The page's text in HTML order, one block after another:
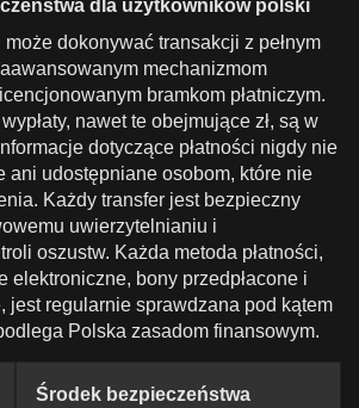
dla użytkowników polski
dokonywać transakcji z pełnym
mechanizmom
bramkom płatniczym.
nawet te obejmujące zł, są w
dotyczące płatności nigdy nie
ani udostępniane osobom, które nie
Każdy transfer jest bezpieczny
uwierzytelnianiu i
oszustw. Każda metoda płatności,
elektroniczne, bony przedpłacone i
jest regularnie sprawdzana pod kątem
Polska zasadom finansowym.
Środek bezpieczeństwa